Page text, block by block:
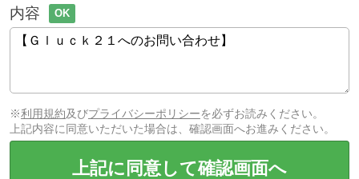
内容 OK
※利用規約及びプライバシーポリシーを必ずお読みください。
上記内容に同意いただいた場合は、確認画面へお進みください。
上記に同意して確認画面へ